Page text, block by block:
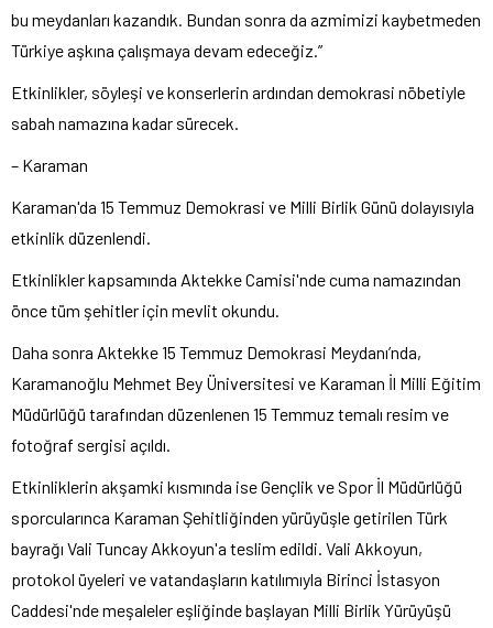
bu meydanları kazandık. Bundan sonra da azmimizi kaybetmeden
Türkiye aşkına çalışmaya devam edeceğiz.”
Etkinlikler, söyleşi ve konserlerin ardından demokrasi nöbetiyle
sabah namazına kadar sürecek.
– Karaman
Karaman'da 15 Temmuz Demokrasi ve Milli Birlik Günü dolayısıyla
etkinlik düzenlendi.
Etkinlikler kapsamında Aktekke Camisi'nde cuma namazından
önce tüm şehitler için mevlit okundu.
Daha sonra Aktekke 15 Temmuz Demokrasi Meydanı’nda,
Karamanoğlu Mehmet Bey Üniversitesi ve Karaman İl Milli Eğitim
Müdürlüğü tarafından düzenlenen 15 Temmuz temalı resim ve
fotoğraf sergisi açıldı.
Etkinliklerin akşamki kısmında ise Gençlik ve Spor İl Müdürlüğü
sporcularınca Karaman Şehitliğinden yürüyüşle getirilen Türk
bayrağı Vali Tuncay Akkoyun'a teslim edildi. Vali Akkoyun,
protokol üyeleri ve vatandaşların katılımıyla Birinci İstasyon
Caddesi'nde meşaleler eşliğinde başlayan Milli Birlik Yürüyüşü